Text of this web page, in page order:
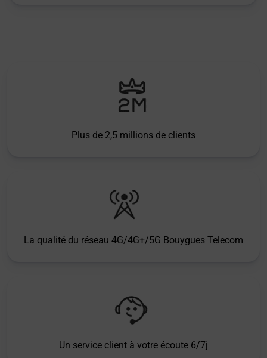
Plus de 2,5 millions de clients
La qualité du réseau 4G/4G+/5G Bouygues Telecom
Un service client à votre écoute 6/7j